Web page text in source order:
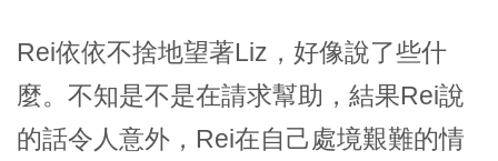
Rei依依不捨地望著Liz，好像說了些什
麼。不知是不是在請求幫助，結果Rei說
的話令人意外，Rei在自己處境艱難的情